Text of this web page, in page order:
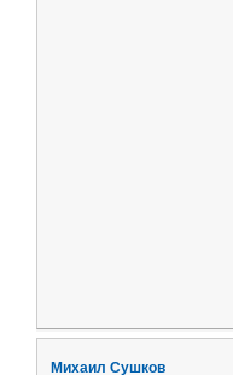
Михаил Сушков